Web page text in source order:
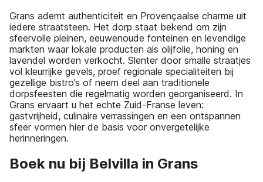
Grans ademt authenticiteit en Provençaalse charme uit
iedere straatsteen. Het dorp staat bekend om zijn
sfeervolle pleinen, eeuwenoude fonteinen en levendige
markten waar lokale producten als olijfolie, honing en
lavendel worden verkocht. Slenter door smalle straatjes
vol kleurrijke gevels, proef regionale specialiteiten bij
gezellige bistro’s of neem deel aan traditionele
dorpsfeesten die regelmatig worden georganiseerd. In
Grans ervaart u het echte Zuid-Franse leven:
gastvrijheid, culinaire verrassingen en een ontspannen
sfeer vormen hier de basis voor onvergetelijke
herinneringen.
Boek nu bij Belvilla in Grans